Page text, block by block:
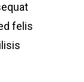
felis